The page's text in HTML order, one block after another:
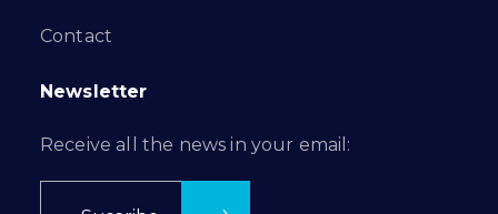
Contact
Newsletter
Receive all the news in your email: